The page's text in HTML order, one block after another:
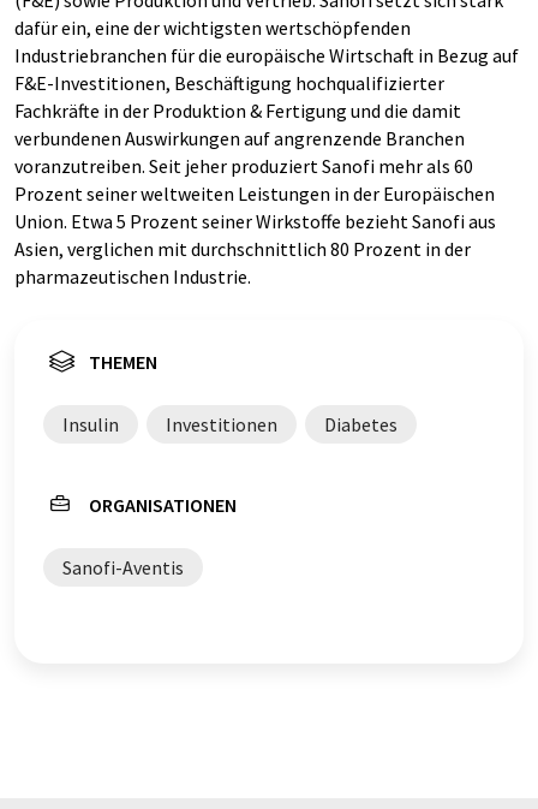
dafür ein, eine der wichtigsten wertschöpfenden
Industriebranchen für die europäische Wirtschaft in Bezug auf
F&E-Investitionen, Beschäftigung hochqualifizierter
Fachkräfte in der Produktion & Fertigung und die damit
verbundenen Auswirkungen auf angrenzende Branchen
voranzutreiben. Seit jeher produziert Sanofi mehr als 60
Prozent seiner weltweiten Leistungen in der Europäischen
Union. Etwa 5 Prozent seiner Wirkstoffe bezieht Sanofi aus
Asien, verglichen mit durchschnittlich 80 Prozent in der
pharmazeutischen Industrie.
THEMEN
Insulin Investitionen Diabetes
ORGANISATIONEN
Sanofi-Aventis